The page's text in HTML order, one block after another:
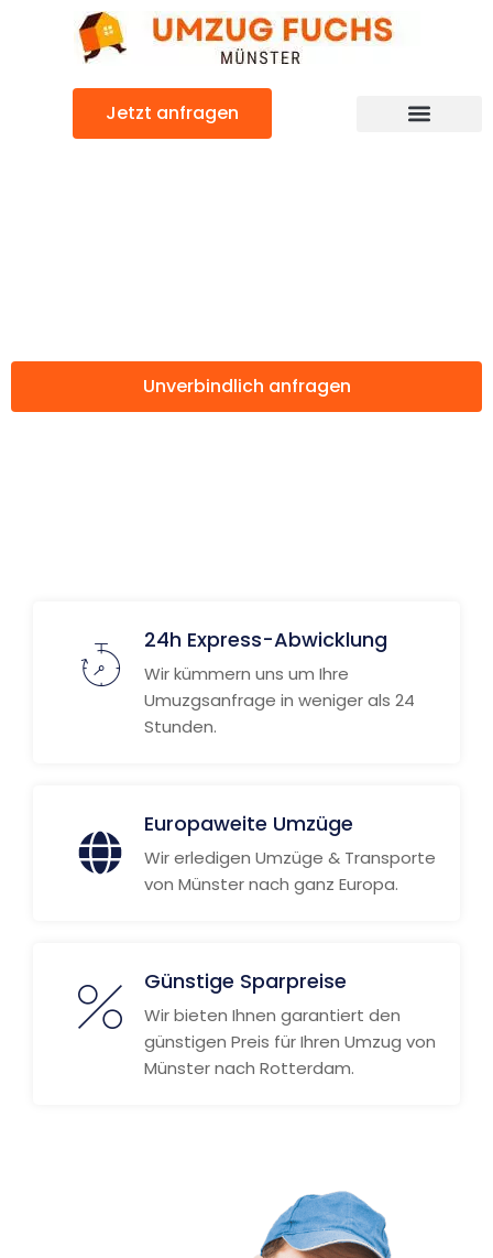
Jetzt anfragen
Unverbindlich anfragen
24h Express-Abwicklung
Wir kümmern uns um Ihre
Umuzgsanfrage in weniger als 24
Stunden.
Europaweite Umzüge
Wir erledigen Umzüge & Transporte
von Münster nach ganz Europa.
Günstige Sparpreise
Wir bieten Ihnen garantiert den
günstigen Preis für Ihren Umzug von
Münster nach Rotterdam.